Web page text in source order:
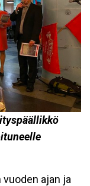
vuoden ajan ja